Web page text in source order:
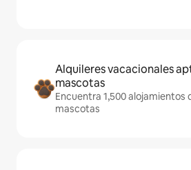
Alquileres vacacionales
mascotas
Encuentra 1,500 alojamientos
mascotas